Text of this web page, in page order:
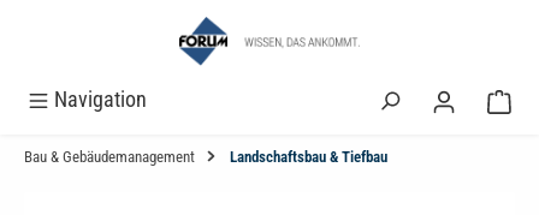
Navigation
Bau & Gebäudemanagement Landschaftsbau & Tiefbau